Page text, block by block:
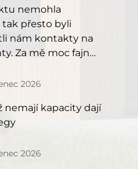
nemohla
přesto byli
nám kontakty na
Za mě moc fajn
přístup měli
2026
nemají kapacity dají
2026